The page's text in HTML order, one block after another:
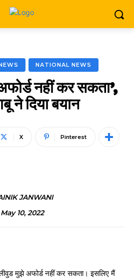
NATIONAL NEWS
नहीं कर सकता’,
ने दिया बयान
X Pinterest
JANWANI
May 10, 2022
मुझे अफोर्ड नहीं कर सकता। इसलिए मैं